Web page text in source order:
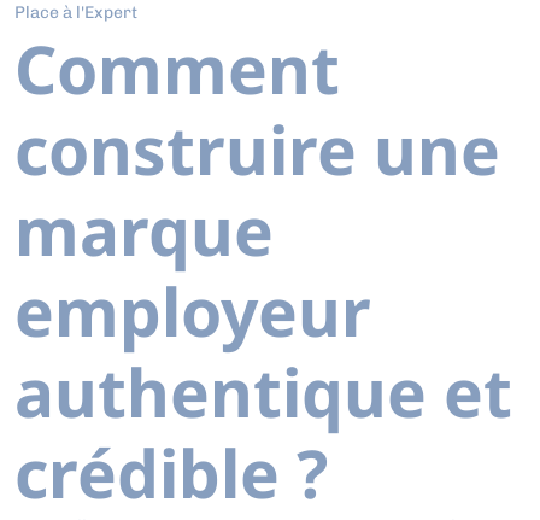
Place à l'Expert
Comment
construire une
marque
employeur
authentique et
crédible ?